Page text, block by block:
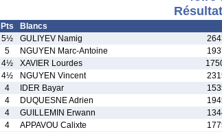
Pts Blancs
5½ GULIYEV Namig
5 NGUYEN Marc-Antoine
4½ XAVIER Lourdes
4½ NGUYEN Vincent
4 IDER Bayar
4 DUQUESNE Adrien
4 GUILLEMIN Erwann
4 APPAVOU Calixte